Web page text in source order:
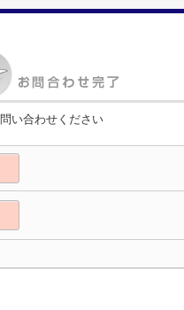
い合わせください